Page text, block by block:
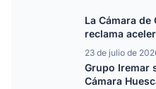
La Cámara de
reclama
23 de julio de
Grupo Iremar
Cámara